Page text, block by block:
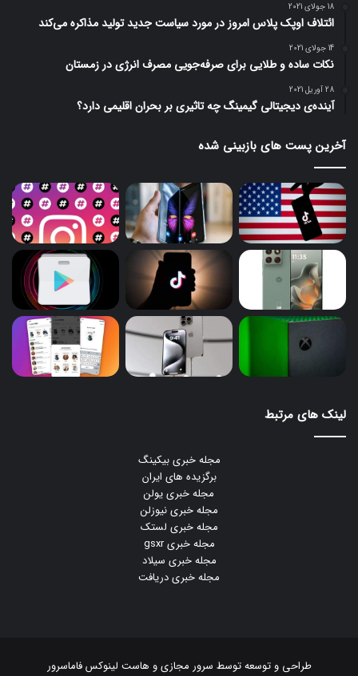
18 جولای 2021
ائتلاف اوپک پلاس امروز در مورد سیاست جدید تولید مذاکره می‌کند
14 جولای 2021
نکات ساده و طلایی برای صرفه‌جویی مصرف انرژی در زمستان
28 آوریل 2021
آینده‌ی دیجیتالی گیمینگ چه تاثیری بر بحران اقلیمی دارد؟
آخرین پست های بازبینی شده
لینک های مرتبط
مجله خبری بیکینگ
برگزیده های ایران
مجله خبری یولن
مجله خبری نیوزلن
مجله خبری لستک
مجله خبری gsxr
مجله خبری سیلاد
مجله خبری دریافت
طراحی و توسعه توسط سرور مجازیو هاست لینوکسفاماسرور